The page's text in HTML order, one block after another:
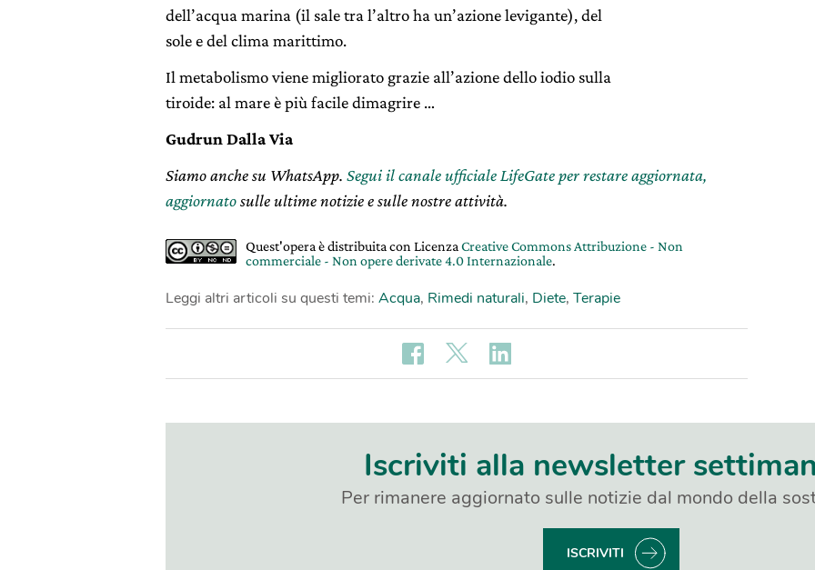
dell’acqua marina (il sale tra l’altro ha un’azione levigante), del
sole e del clima marittimo.
Il metabolismo viene migliorato grazie all’azione dello iodio sulla
tiroide: al mare è più facile dimagrire …
Gudrun Dalla Via
Siamo anche su WhatsApp. Segui il canale ufficiale LifeGate per restare aggiornata,
aggiornatosulle ultime notizie e sulle nostre attività.
Quest'opera è distribuita con Licenza Creative Commons Attribuzione - Non
commerciale - Non opere derivate 4.0 Internazionale.
Leggi altri articoli su questi temi: Acqua, Rimedi naturali, Diete, Terapie
Iscriviti alla newsletter
Per rimanere aggiornato sulle notizie dal mondo della
ISCRIVITI